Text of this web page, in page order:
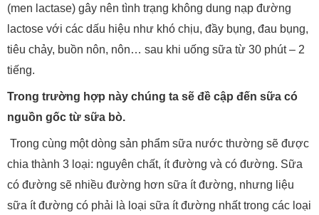
(men lactase) gây nên tình trạng không dung nạp đường
lactose với các dấu hiệu như khó chịu, đầy bụng, đau bụng,
tiêu chảy, buồn nôn, nôn… sau khi uống sữa từ 30 phút – 2
tiếng.
Trong trường hợp này chúng ta sẽ đề cập đến sữa có
nguồn gốc từ sữa bò.
Trong cùng một dòng sản phẩm sữa nước thường sẽ được
chia thành 3 loại: nguyên chất, ít đường và có đường. Sữa
có đường sẽ nhiều đường hơn sữa ít đường, nhưng liệu
sữa ít đường có phải là loại sữa ít đường nhất trong các loại